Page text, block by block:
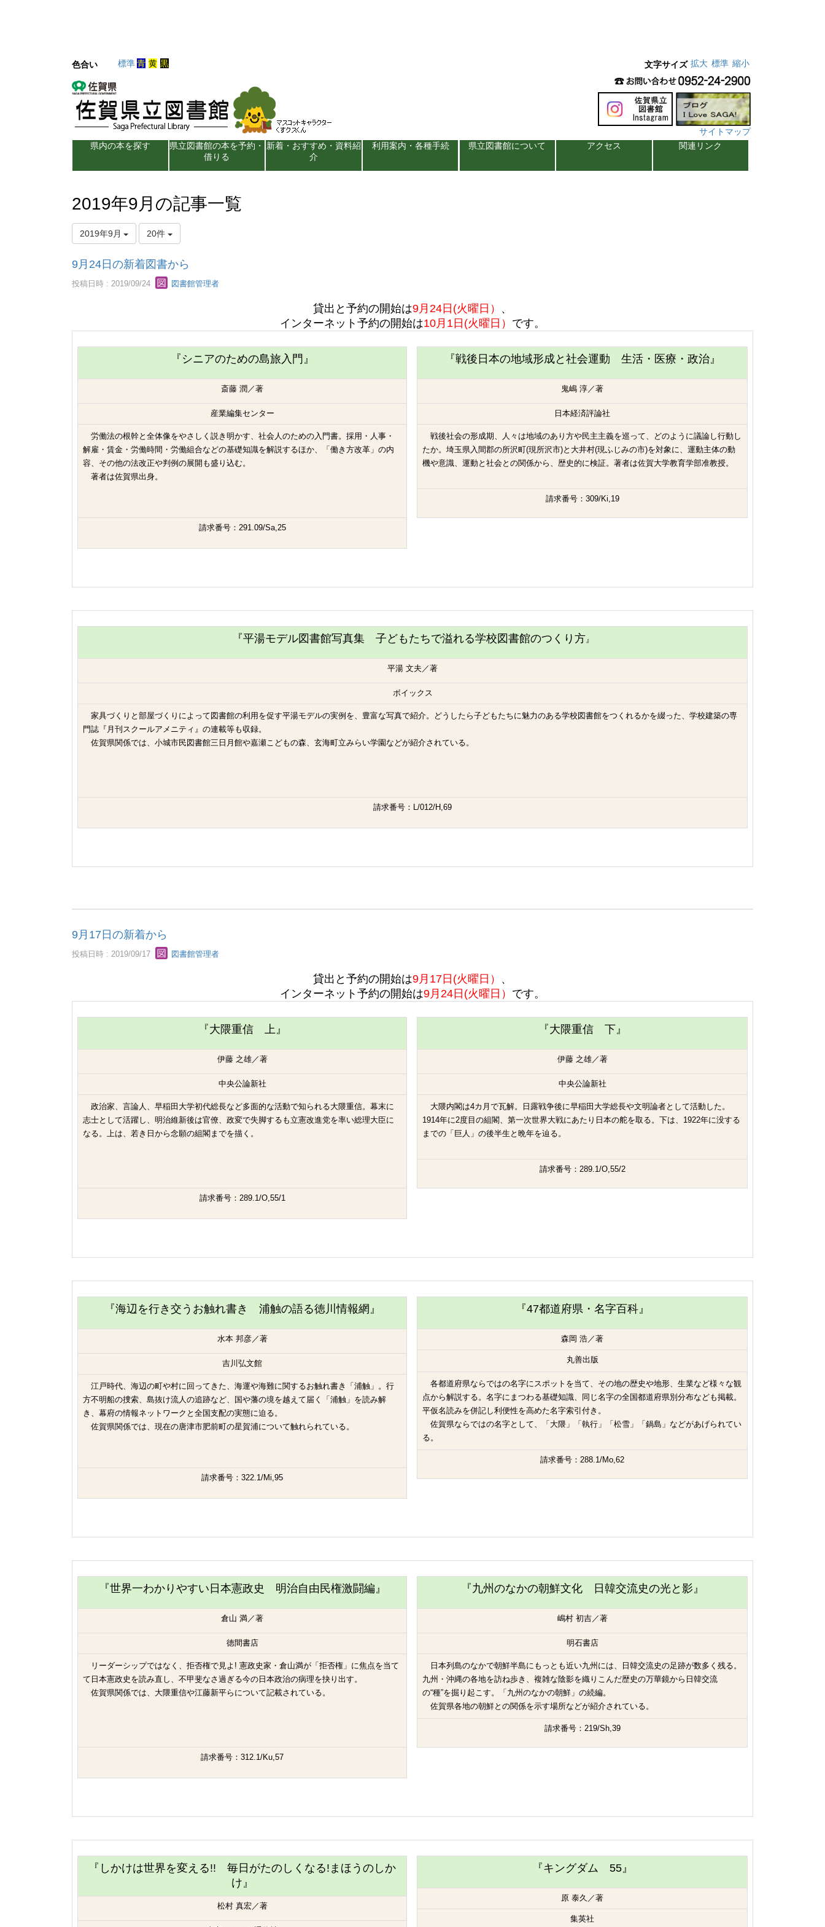
色合い 標準青 黄 黒 文字サイズ 拡大 標準 縮小
サイトマップ
県内の本を探す
県立図書館の本を予約・
借りる
新着・おすすめ・資料紹
介
利用案内・各種手続 県立図書館について アクセス 関連リンク
2019年9月の記事一覧
2019年9月 20件
9月24日の新着図書から
投稿日時 : 2019/09/24 図書館管理者
貸出と予約の開始は9月24日(火曜日） 、
インターネット予約の開始は10月1日(火曜日） です。
『シニアのための島旅入門』
斎藤 潤／著
産業編集センター
労働法の根幹と全体像をやさしく説き明かす、社会人のための入門書。採用・人事・
解雇・賃金・労働時間・労働組合などの基礎知識を解説するほか、「働き方改革」の内
容、その他の法改正や判例の展開も盛り込む。
著者は佐賀県出身。
請求番号：291.09/Sa,25
『戦後日本の地域形成と社会運動 生活・医療・政治』
鬼嶋 淳／著
日本経済評論社
戦後社会の形成期、人々は地域のあり方や民主主義を巡って、どのように議論し行動し
たか。埼玉県入間郡の所沢町(現所沢市)と大井村(現ふじみの市)を対象に、運動主体の動
機や意識、運動と社会との関係から、歴史的に検証。著者は佐賀大学教育学部准教授。
請求番号：309/Ki,19
『平湯モデル図書館写真集 子どもたちで溢れる学校図書館のつくり方』
平湯 文夫／著
ボイックス
家具づくりと部屋づくりによって図書館の利用を促す平湯モデルの実例を、豊富な写真で紹介。どうしたら子どもたちに魅力のある学校図書館をつくれるかを綴った、学校建築の専
門誌『月刊スクールアメニティ』の連載等も収録。
佐賀県関係では、小城市民図書館三日月館や嘉瀬こどもの森、玄海町立みらい学園などが紹介されている。
請求番号：L/012/H,69
9月17日の新着から
投稿日時 : 2019/09/17 図書館管理者
貸出と予約の開始は9月17日(火曜日） 、
インターネット予約の開始は9月24日(火曜日） です。
『大隈重信 上』
伊藤 之雄／著
中央公論新社
政治家、言論人、早稲田大学初代総長など多面的な活動で知られる大隈重信。幕末に
志士として活躍し、明治維新後は官僚、政変で失脚するも立憲改進党を率い総理大臣に
なる。上は、若き日から念願の組閣までを描く。
請求番号：289.1/O,55/1
『大隈重信 下』
伊藤 之雄／著
中央公論新社
大隈内閣は4カ月で瓦解。日露戦争後に早稲田大学総長や文明論者として活動した。
1914年に2度目の組閣、第一次世界大戦にあたり日本の舵を取る。下は、1922年に没する
までの「巨人」の後半生と晩年を辿る。
請求番号：289.1/O,55/2
『海辺を行き交うお触れ書き 浦触の語る徳川情報網』
水本 邦彦／著
吉川弘文館
江戸時代、海辺の町や村に回ってきた、海運や海難に関するお触れ書き「浦触」。行
方不明船の捜索、島抜け流人の追跡など、国や藩の境を越えて届く「浦触」を読み解
き、幕府の情報ネットワークと全国支配の実態に迫る。
佐賀県関係では、現在の唐津市肥前町の星賀浦について触れられている。
請求番号：322.1/Mi,95
『47都道府県・名字百科』
森岡 浩／著
丸善出版
各都道府県ならではの名字にスポットを当て、その地の歴史や地形、生業など様々な観
点から解説する。名字にまつわる基礎知識、同じ名字の全国都道府県別分布なども掲載。
平仮名読みを併記し利便性を高めた名字索引付き。
佐賀県ならではの名字として、「大隈」「執行」「松雪」「鍋島」などがあげられてい
る。
請求番号：288.1/Mo,62
『世界一わかりやすい日本憲政史 明治自由民権激闘編』
倉山 満／著
徳間書店
リーダーシップではなく、拒否権で見よ! 憲政史家・倉山満が「拒否権」に焦点を当て
て日本憲政史を読み直し、不甲斐なさ過ぎる今の日本政治の病理を抉り出す。
佐賀県関係では、大隈重信や江藤新平らについて記載されている。
請求番号：312.1/Ku,57
『九州のなかの朝鮮文化 日韓交流史の光と影』
嶋村 初吉／著
明石書店
日本列島のなかで朝鮮半島にもっとも近い九州には、日韓交流史の足跡が数多く残る。
九州・沖縄の各地を訪ね歩き、複雑な陰影を織りこんだ歴史の万華鏡から日韓交流
の“種”を掘り起こす。「九州のなかの朝鮮」の続編。
佐賀県各地の朝鮮との関係を示す場所などが紹介されている。
請求番号：219/Sh,39
『しかけは世界を変える!! 毎日がたのしくなる!まほうのしか
け』
松村 真宏／著
『キングダム 55』
原 泰久／著
集英社